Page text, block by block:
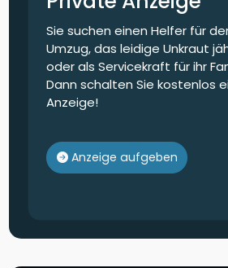
Sie suchen einen Helfer für
Umzug, das leidige Unkraut
oder als Servicekraft für ihr
Dann schalten Sie kostenlos
Anzeige!
Anzeige aufgeben